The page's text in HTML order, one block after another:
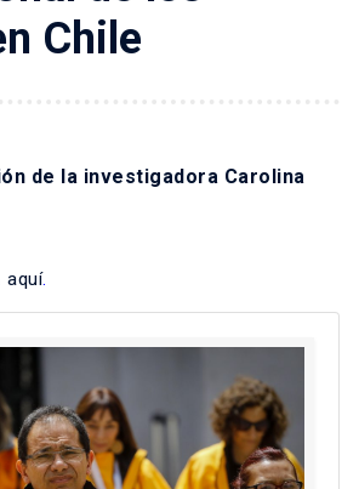
Chile
de la investigadora Carolina
aquí.